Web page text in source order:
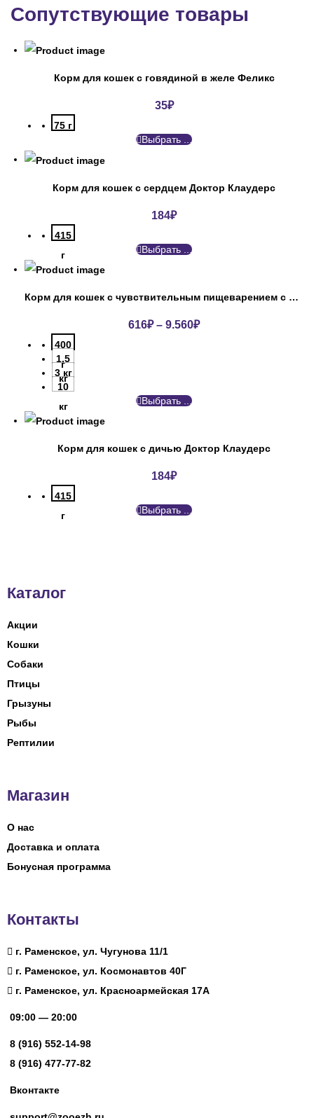
Сопутствующие товары
Корм для кошек с говядиной в желе Феликс
35₽
75 г
Выбрать ...
Корм для кошек с сердцем Доктор Клаудерс
184₽
415
г
Выбрать ...
Корм для кошек с чувствительным пищеварением с индейкой ПроПлан
616₽– 9.560₽
400
г
1.5
кг
3 кг
10
кг
Выбрать ...
Корм для кошек с дичью Доктор Клаудерс
184₽
415
г
Выбрать ...
Каталог
Акции
Кошки
Собаки
Птицы
Грызуны
Рыбы
Рептилии
Магазин
О нас
Доставка и оплата
Бонусная программа
Контакты
г. Раменское, ул. Чугунова 11/1
г. Раменское, ул. Космонавтов 40Г
г. Раменское, ул. Красноармейская 17А
09:00 — 20:00
8 (916) 552-14-98
8 (916) 477-77-82
Вконтакте